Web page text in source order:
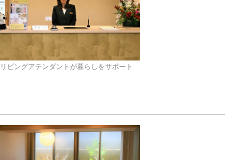
リビングアテンダントが暮らしをサポート